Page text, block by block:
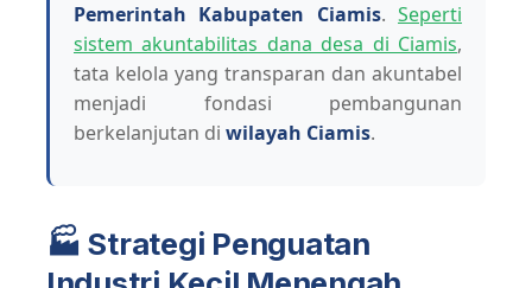
Pemerintah Kabupaten Ciamis.Seperti
sistem akuntabilitas dana desa di Ciamis,
tata kelola yang transparan dan akuntabel
menjadi fondasi pembangunan
berkelanjutan di wilayah Ciamis.
🏭 Strategi Penguatan